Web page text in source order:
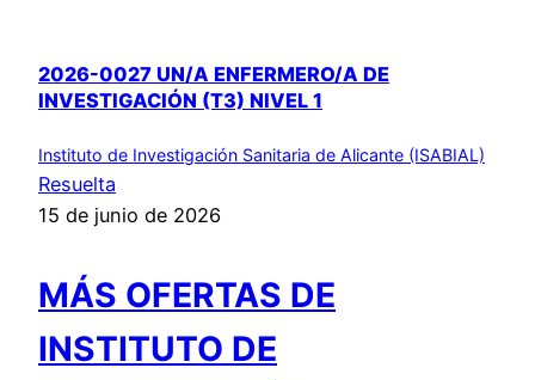
2026-0027 UN/A ENFERMERO/A DE
INVESTIGACIÓN (T3) NIVEL 1
Instituto de Investigación Sanitaria de Alicante (ISABIAL)
Resuelta
15 de junio de 2026
MÁS OFERTAS DE
INSTITUTO DE